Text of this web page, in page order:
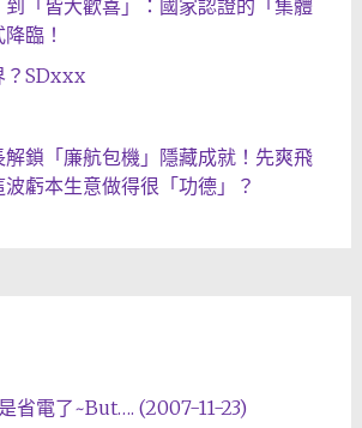
「皆大歡喜」：國家認證的「集體
臨！
？SDxxx
解鎖「廉航包機」隱藏成就！先爽飛
虧本生意做得很「功德」？
省電了~But…. (2007-11-23)